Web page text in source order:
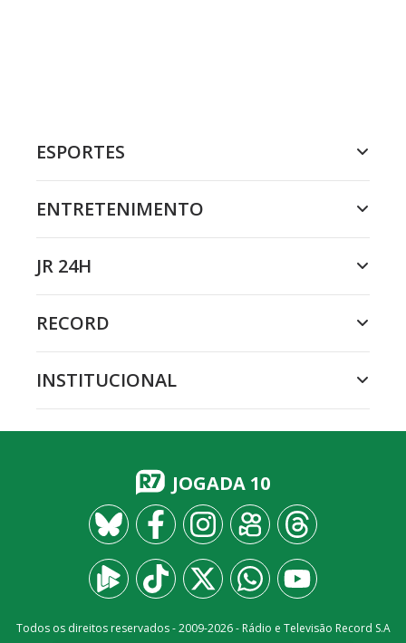
ESPORTES
ENTRETENIMENTO
JR 24H
RECORD
INSTITUCIONAL
JOGADA 10
Todos os direitos reservados - 2009-2026- Rádio e Televisão Record S.A